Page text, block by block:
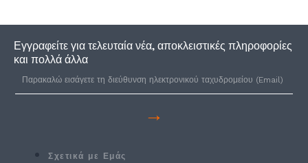
Εγγραφείτε για τελευταία νέα, αποκλειστικές πληροφορίες
και πολλά άλλα
→
Σχετικά με Εμάς